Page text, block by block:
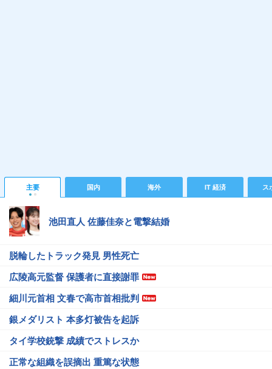
主要 国内 海外 IT 経済 ス
池田直人 佐藤佳奈と電撃結婚
脱輪したトラック発見 男性死亡
広陵高元監督 保護者に直接謝罪
細川元首相 文春で高市首相批判
銀メダリスト 本多灯被告を起訴
タイ学校銃撃 成績でストレスか
正常な組織を誤摘出 重篤な状態